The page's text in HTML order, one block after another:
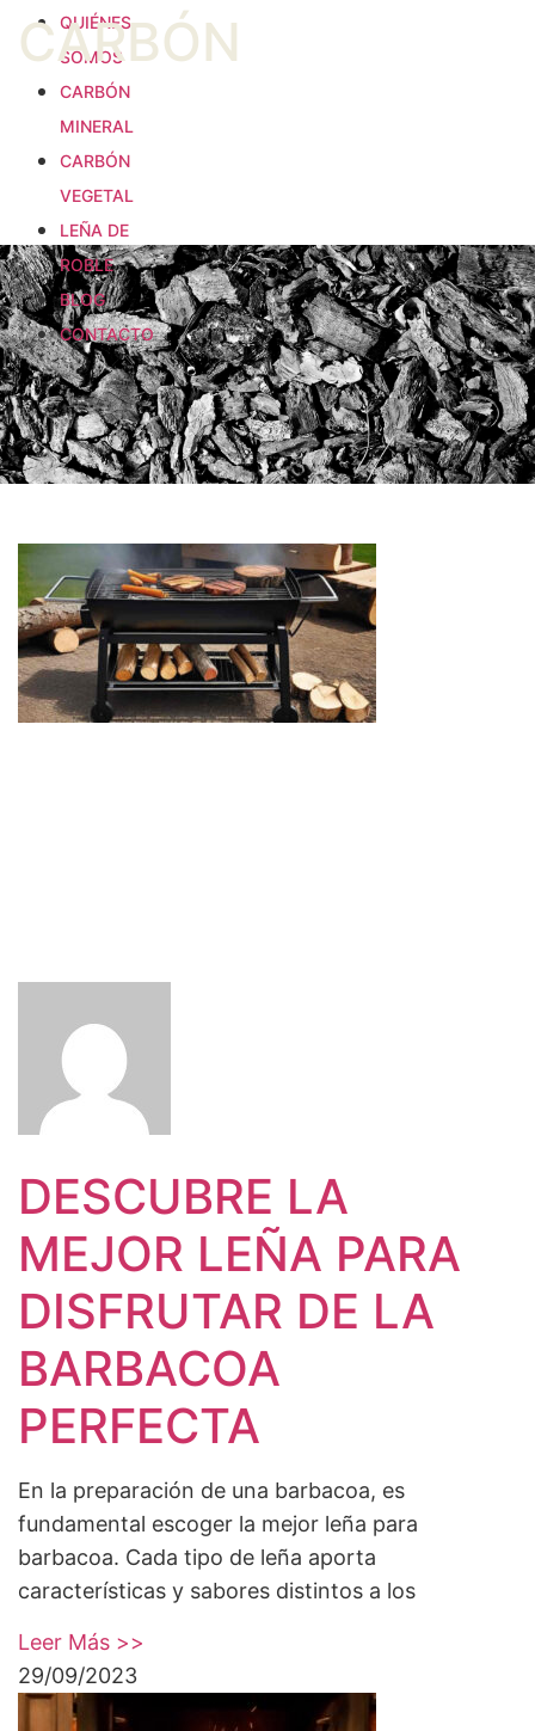
QUIÉNES
SOMOS
CARBÓN
MINERAL
CARBÓN
VEGETAL
LEÑA DE
ROBLE
BLOG
CONTACTO
CARBÓN
DESCUBRE LA
MEJOR LEÑA PARA
DISFRUTAR DE LA
BARBACOA
PERFECTA
En la preparación de una barbacoa, es
fundamental escoger la mejor leña para
barbacoa. Cada tipo de leña aporta
características y sabores distintos a los
Leer Más >>
29/09/2023